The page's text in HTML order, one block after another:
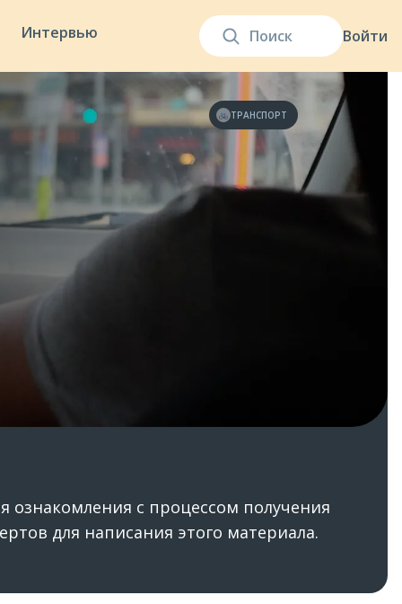
Войти
Интервью
ТРАНСПОРТ
ознакомления с процессом получения
для написания этого материала.